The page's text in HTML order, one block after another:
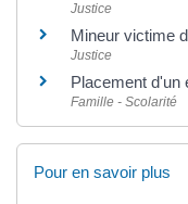
Justice
Mineur victime
Justice
Placement d'un
Famille - Scolarité
Pour en savoir plus